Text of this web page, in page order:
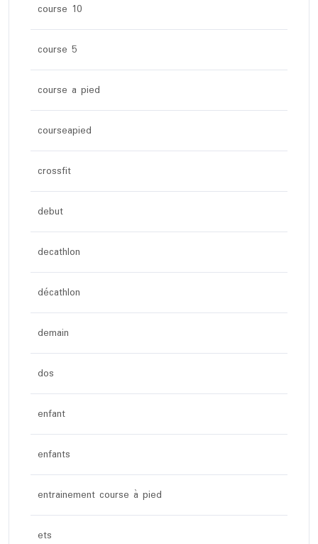
course 10
course 5
course a pied
courseapied
crossfit
debut
decathlon
décathlon
demain
dos
enfant
enfants
entrainement course à pied
ets